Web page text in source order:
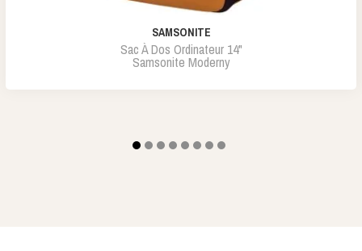
SAMSONITE
Sac À Dos Ordinateur 14"
Samsonite Moderny